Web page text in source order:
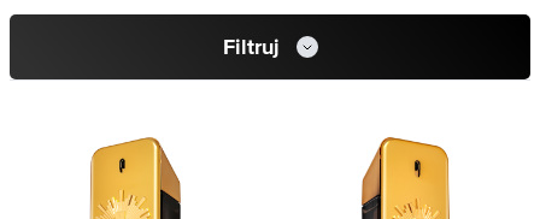
Filtruj